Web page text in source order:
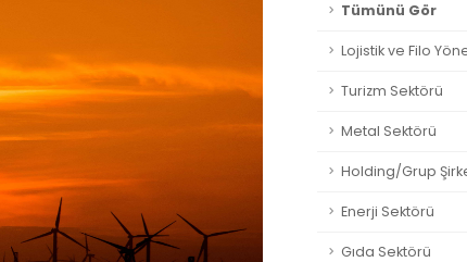
Tümünü Gör
Lojistik ve Filo
Turizm Sektörü
Metal Sektörü
Holding/Grup
Enerji Sektörü
Gıda Sektörü